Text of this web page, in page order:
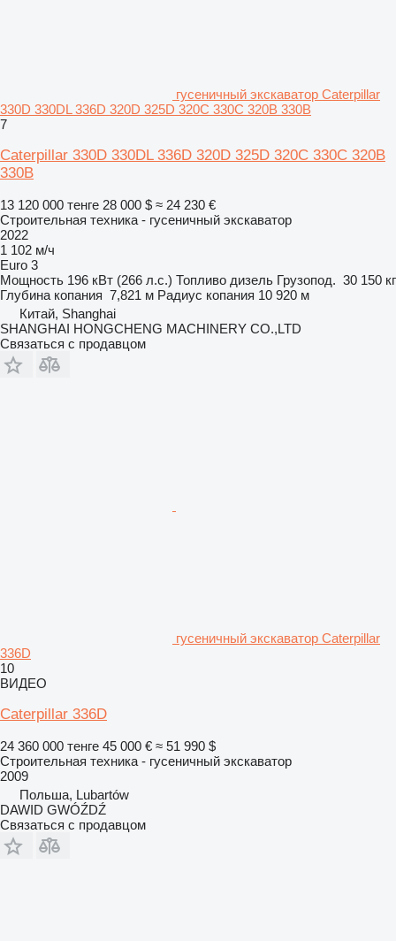
гусеничный экскаватор Caterpillar
330D 330DL 336D 320D 325D 320C 330C 320B 330B
7
Caterpillar 330D 330DL 336D 320D 325D 320C 330C 320B
330B
13 120 000 тенге 28 000 $ ≈ 24 230 €
Строительная техника - гусеничный экскаватор
2022
1 102 м/ч
Euro 3
Мощность 196 кВт (266 л.с.) Топливо дизель Грузопод. 30 150 кг
Глубина копания 7,821 м Радиус копания 10 920 м
Китай, Shanghai
SHANGHAI HONGCHENG MACHINERY CO.,LTD
Связаться с продавцом
гусеничный экскаватор Caterpillar
336D
10
ВИДЕО
Caterpillar 336D
24 360 000 тенге 45 000 € ≈ 51 990 $
Строительная техника - гусеничный экскаватор
2009
Польша, Lubartów
DAWID GWÓŹDŹ
Связаться с продавцом